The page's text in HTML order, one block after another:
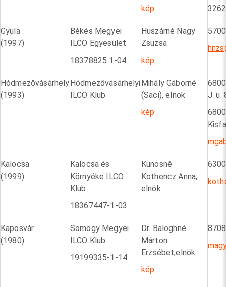
kép
Gyula
(1997)
Békés Megyei
ILCO Egyesület
18378825 1-04
Huszárné Nagy
Zsuzsa
kép
Hódmezővásárhely
(1993)
Hódmezővásárhelyi
ILCO Klub
Mihály Gáborné
(Saci), elnök
kép
J. u.
Kalocsa
(1999)
Kalocsa és
Környéke ILCO
Klub
18367447-1-03
Kunosné
Kothencz Anna,
elnök
Kaposvár
(1980)
Somogy Megyei
ILCO Klub
19199335-1-14
Dr. Baloghné
Márton
Erzsébet,elnök
kép